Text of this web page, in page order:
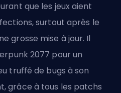
que les jeux aient
surtout après le
grosse mise à jour. Il
2077 pour un
truffé de bugs à son
grâce à tous les patchs